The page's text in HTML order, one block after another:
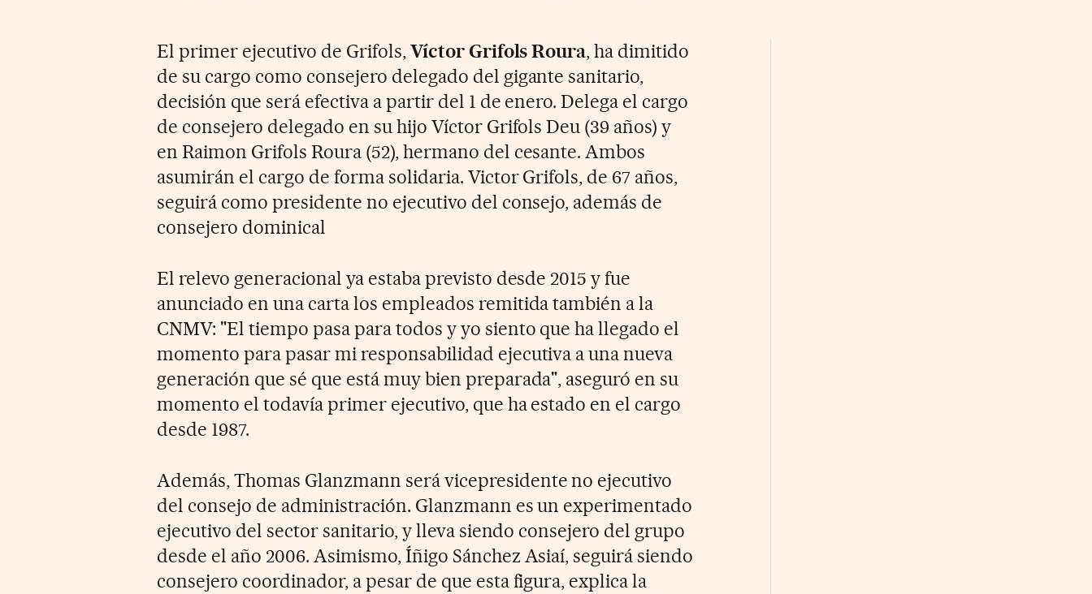
El primer ejecutivo de Grifols,Víctor Grifols Roura, ha dimitido
de su cargo como consejero delegado del gigante sanitario,
decisión que será efectiva a partir del 1 de enero. Delega el cargo
de consejero delegado en su hijo Víctor Grifols Deu (39 años) y
en Raimon Grifols Roura (52), hermano del cesante. Ambos
asumirán el cargo de forma solidaria. Victor Grifols, de 67 años,
seguirá como presidente no ejecutivo del consejo, además de
consejero dominical
El relevo generacional ya estaba previsto desde 2015 y fue
anunciado en una carta los empleados remitida también a la
CNMV: "El tiempo pasa para todos y yo siento que ha llegado el
momento para pasar mi responsabilidad ejecutiva a una nueva
generación que sé que está muy bien preparada", aseguró en su
momento el todavía primer ejecutivo, que ha estado en el cargo
desde 1987.
Además, Thomas Glanzmann será vicepresidente no ejecutivo
del consejo de administración. Glanzmann es un experimentado
ejecutivo del sector sanitario, y lleva siendo consejero del grupo
desde el año 2006. Asimismo, Íñigo Sánchez Asiaí, seguirá siendo
consejero coordinador, a pesar de que esta figura, explica la